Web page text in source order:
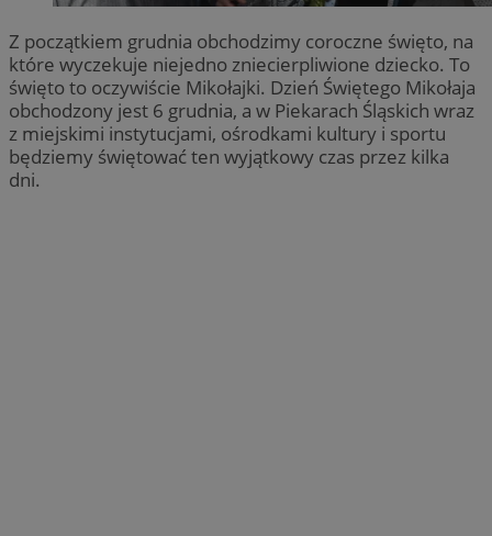
Z początkiem grudnia obchodzimy coroczne święto, na
które wyczekuje niejedno zniecierpliwione dziecko. To
święto to oczywiście Mikołajki. Dzień Świętego Mikołaja
obchodzony jest 6 grudnia, a w Piekarach Śląskich wraz
z miejskimi instytucjami, ośrodkami kultury i sportu
będziemy świętować ten wyjątkowy czas przez kilka
dni.